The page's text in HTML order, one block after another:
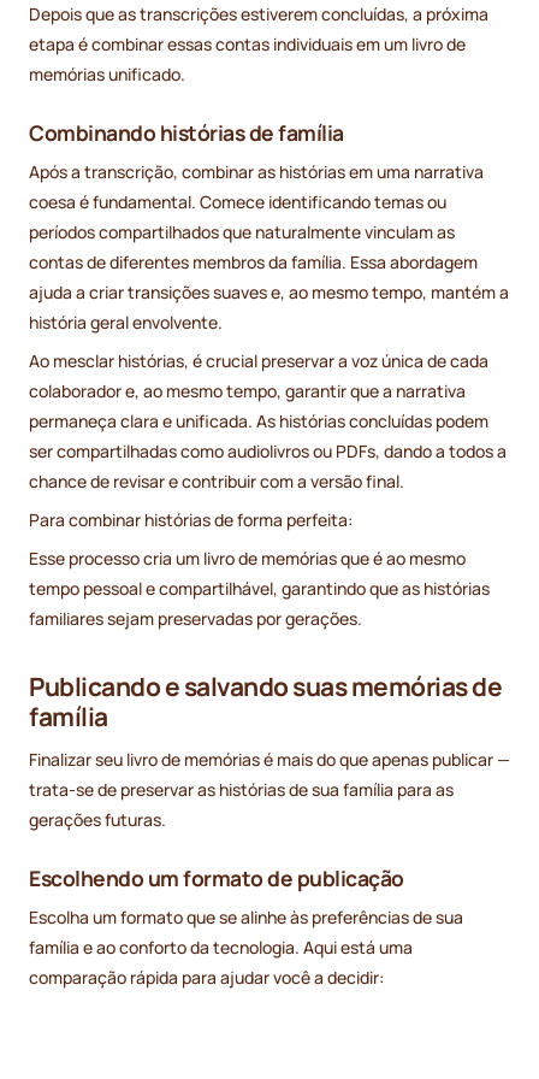
Depois que as transcrições estiverem concluídas, a próxima
etapa é combinar essas contas individuais em um livro de
memórias unificado.
Combinando histórias de família
Após a transcrição, combinar as histórias em uma narrativa
coesa é fundamental. Comece identificando temas ou
períodos compartilhados que naturalmente vinculam as
contas de diferentes membros da família. Essa abordagem
ajuda a criar transições suaves e, ao mesmo tempo, mantém a
história geral envolvente.
Ao mesclar histórias, é crucial preservar a voz única de cada
colaborador e, ao mesmo tempo, garantir que a narrativa
permaneça clara e unificada. As histórias concluídas podem
ser compartilhadas como audiolivros ou PDFs, dando a todos a
chance de revisar e contribuir com a versão final.
Para combinar histórias de forma perfeita:
Esse processo cria um livro de memórias que é ao mesmo
tempo pessoal e compartilhável, garantindo que as histórias
familiares sejam preservadas por gerações.
Publicando e salvando suas memórias de
família
Finalizar seu livro de memórias é mais do que apenas publicar —
trata-se de preservar as histórias de sua família para as
gerações futuras.
Escolhendo um formato de publicação
Escolha um formato que se alinhe às preferências de sua
família e ao conforto da tecnologia. Aqui está uma
comparação rápida para ajudar você a decidir: